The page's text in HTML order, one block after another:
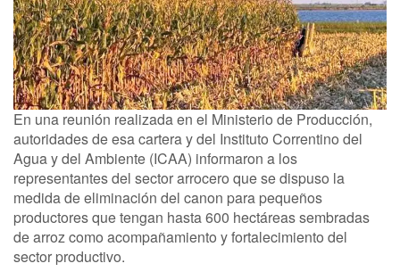
En una reunión realizada en el Ministerio de Producción,
autoridades de esa cartera y del Instituto Correntino del
Agua y del Ambiente (ICAA) informaron a los
representantes del sector arrocero que se dispuso la
medida de eliminación del canon para pequeños
productores que tengan hasta 600 hectáreas sembradas
de arroz como acompañamiento y fortalecimiento del
sector productivo.